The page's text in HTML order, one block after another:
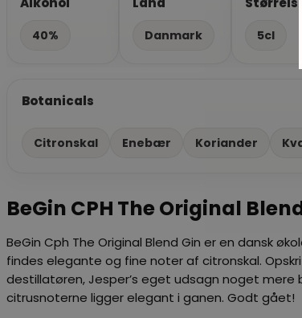
40% Danmark 5cl
Botanicals
Citronskal Enebær Koriander
BeGin CPH The Original
BeGin Cph The Original Blend Gin er en dansk
findes elegante og fine noter af citronskal.
destillatøren, Jesper’s eget udsagn noget
citrusnoterne ligger elegant i ganen. Godt gået!